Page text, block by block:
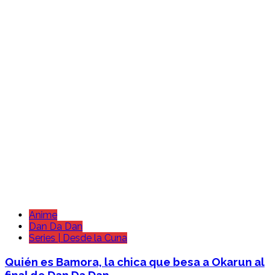
Anime
Dan Da Dan
Series | Desde la Cuna
Quién es Bamora, la chica que besa a Okarun al